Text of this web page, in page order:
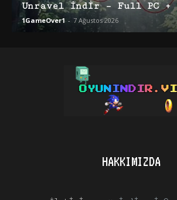
Unravel İndir – Full PC +
1GameOver1 - 7 Ağustos 2026
HAKKIMIZDA